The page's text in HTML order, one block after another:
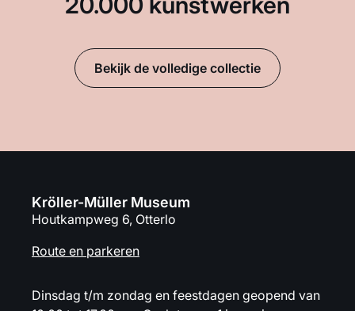
Bekijk de volledige collectie
Kröller-Müller Museum
Houtkampweg 6, Otterlo
Route en parkeren
Dinsdag t/m zondag en feestdagen geopend van